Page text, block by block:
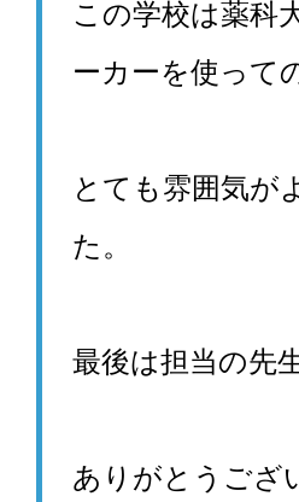
この学校は薬科
ーカーを使って
とても雰囲気が
た。
最後は担当の先
ありがとうござ